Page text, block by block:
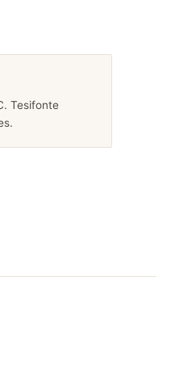
Tesifonte